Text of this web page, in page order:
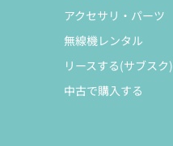
アクセサリ・パーツ
無線機レンタル
リースする(サブスク)
中古で購入する